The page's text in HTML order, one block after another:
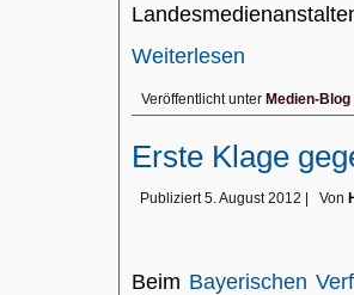
Weiterlesen
Veröffentlicht unter Medien-Blog
Erste Klage
Publiziert 5. August 2012 Von
Beim Bayerischen